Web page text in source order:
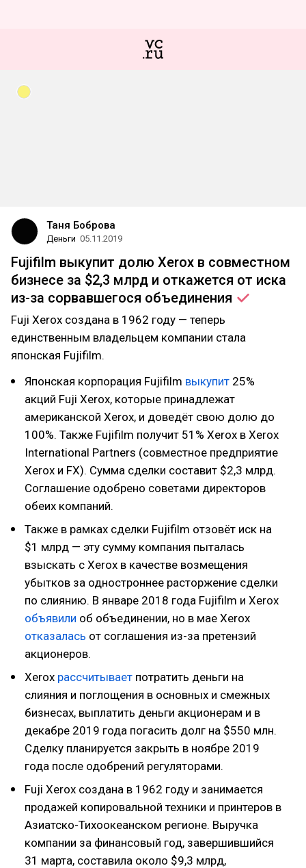
Таня Боброва
Деньги 05.11.2019
Fujifilm выкупит долю Xerox в совместном
бизнесе за $2,3 млрд и откажется от иска
из-за сорвавшегося объединения
Fuji Xerox создана в 1962 году — теперь
единственным владельцем компании стала
японская Fujifilm.
Японская корпорация Fujifilm выкупит 25%
акций Fuji Xerox, которые принадлежат
американской Xerox, и доведёт свою долю до
100%. Также Fujifilm получит 51% Xerox в Xerox
International Partners (совместное предприятие
Xerox и FX). Сумма сделки составит $2,3 млрд.
Соглашение одобрено советами директоров
обеих компаний.
Также в рамках сделки Fujifilm отзовёт иск на
$1 млрд — эту сумму компания пыталась
взыскать с Xerox в качестве возмещения
убытков за одностроннее расторжение сделки
по слиянию. В январе 2018 года Fujifilm и Xerox
объявили об объединении, но в мае Xerox
отказалась от соглашения из-за претензий
акционеров.
Xerox рассчитывает потратить деньги на
слияния и поглощения в основных и смежных
бизнесах, выплатить деньги акционерам и в
декабре 2019 года погасить долг на $550 млн.
Сделку планируется закрыть в ноябре 2019
года после одобрений регуляторами.
Fuji Xerox создана в 1962 году и занимается
продажей копировальной техники и принтеров в
Азиатско-Тихоокеанском регионе. Выручка
компании за финансовый год, завершившийся
31 марта, составила около $9,3 млрд,